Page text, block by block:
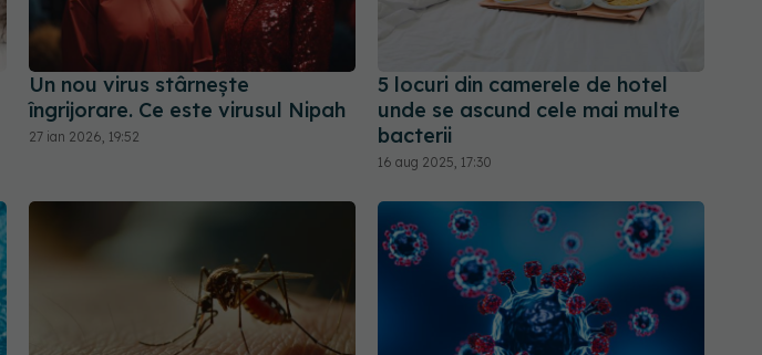
Un nou virus stârnește
îngrijorare. Ce este virusul Nipah
27 ian 2026, 19:52
5 locuri din camerele de hotel
unde se ascund cele mai multe
bacterii
16 aug 2025, 17:30